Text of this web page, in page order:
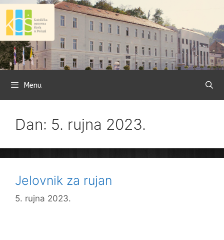
Preskoči
sadržaj
Menu
Dan: 5. rujna 2023.
Jelovnik za rujan
5. rujna 2023.